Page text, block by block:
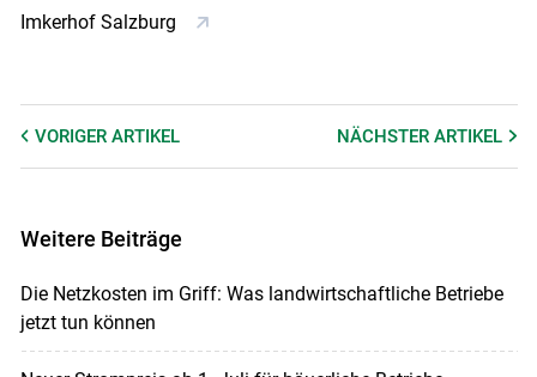
Imkerhof Salzburg
VORIGER ARTIKEL NÄCHSTERARTIKEL
Weitere Beiträge
Die Netzkosten im Griff: Was landwirtschaftliche Betriebe
jetzt tun können